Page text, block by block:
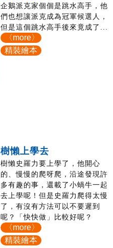
企鵝派克家個個是跳水高手，他
們也想讓派克成為冠軍候選人，
但是這個跳水高手後來竟成了...
〈more〉
精裝繪本
樹懶上學去
樹懶史羅力要上學了，他開心
的、慢慢的爬呀爬，沿途發現許
多有趣的事，還載了小蝸牛一起
去上學呢！但是史羅力爬得太慢
了，有沒有方法可以不要遲到
呢？「快快做」比較好呢？
〈more〉
精裝繪本